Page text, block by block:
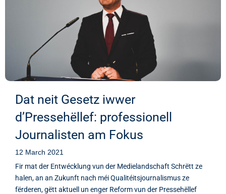
Dat neit Gesetz iwwer
d’Pressehëllef: professionell
Journalisten am Fokus
12 March 2021
Fir mat der Entwécklung vun der Medielandschaft Schrëtt ze
halen, an an Zukunft nach méi Qualitéitsjournalismus ze
fërderen, gëtt aktuell un enger Reform vun der Pressehëllef